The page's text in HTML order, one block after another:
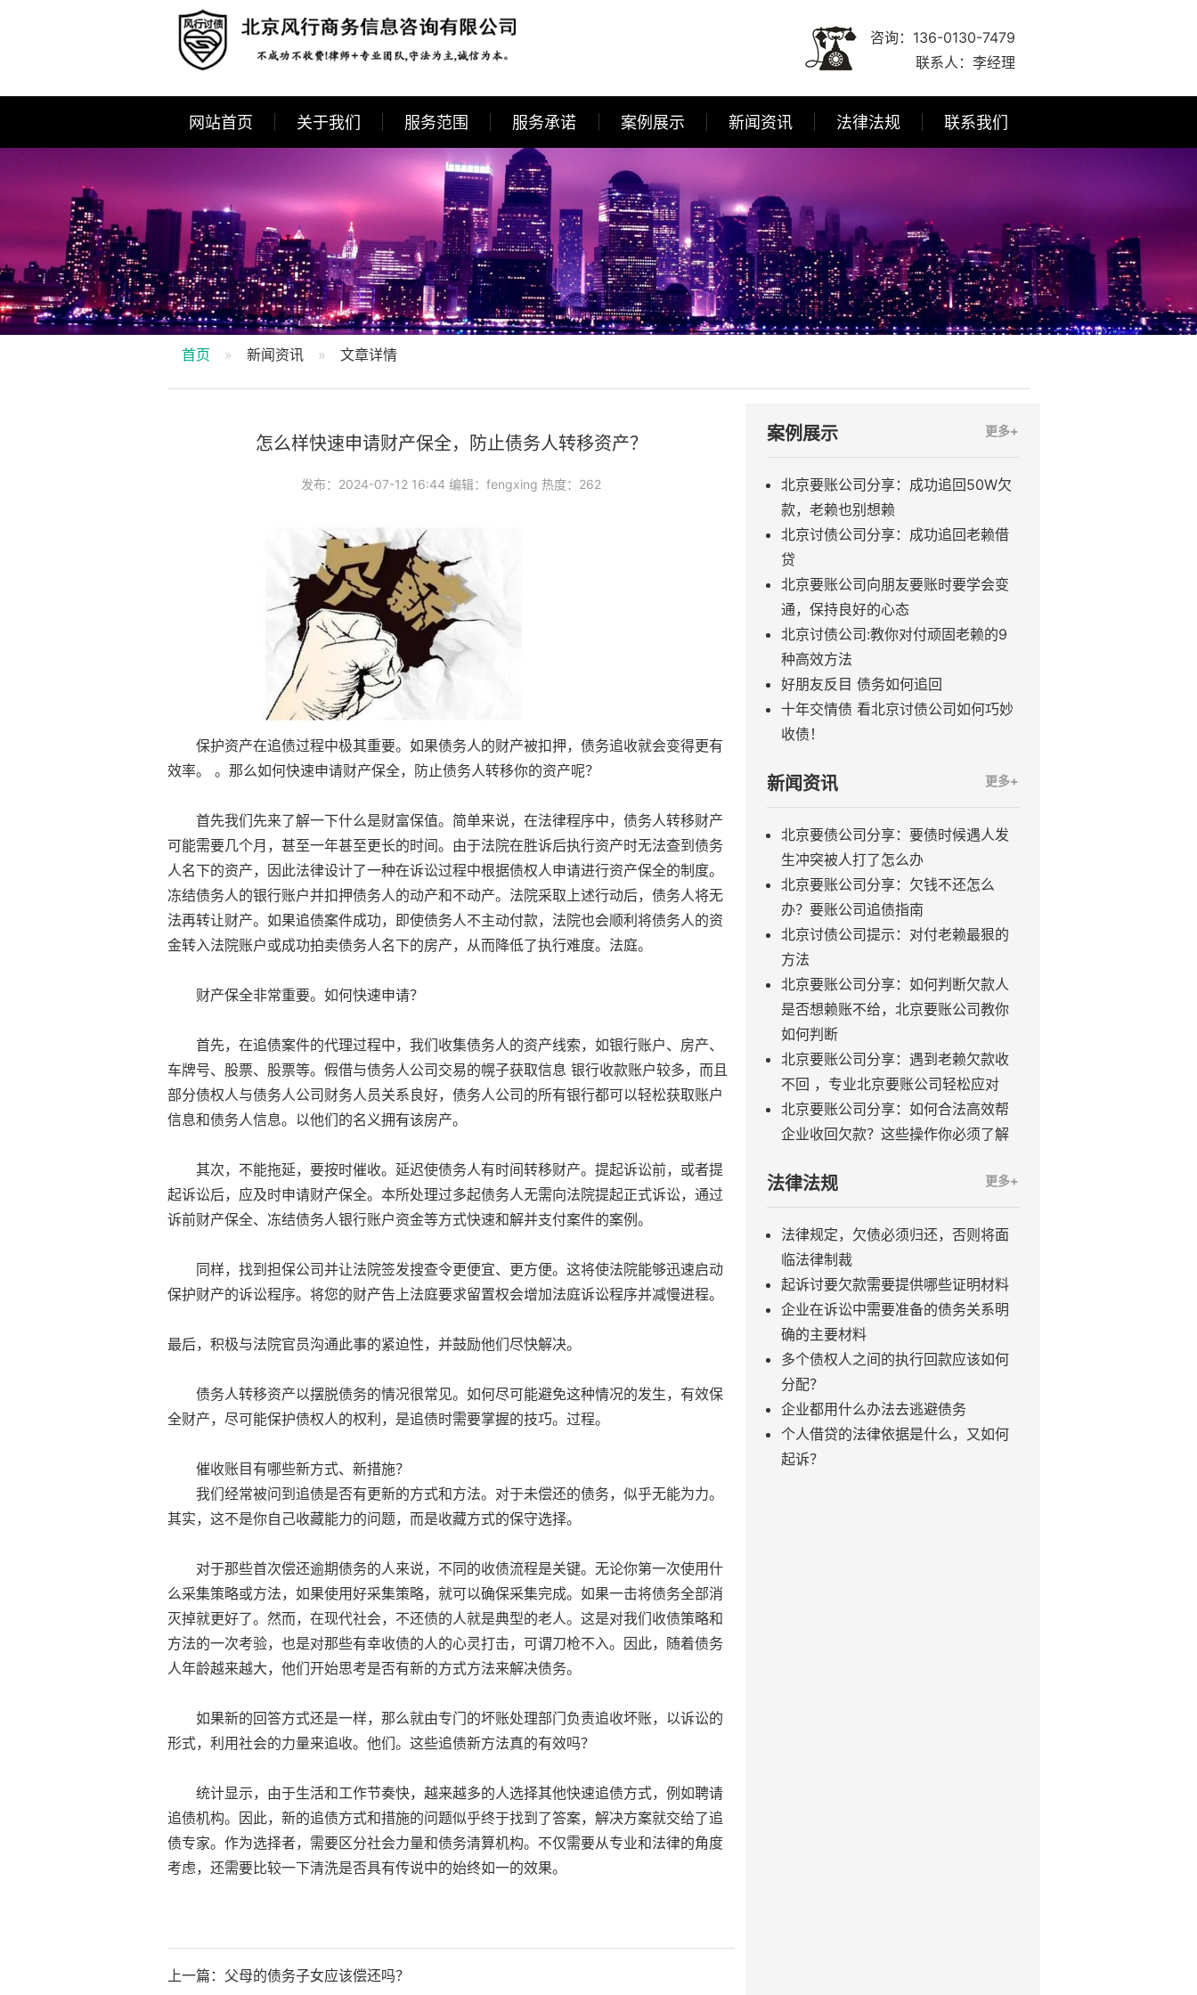
咨询：136-0130-7479
联系人：李经理
网站首页 关于我们 服务范围 服务承诺 案例展示 新闻资讯 法律法规 联系我们
首页 新闻资讯 文章详情
怎么样快速申请财产保全，防止债务人转移资产？
发布：2024-07-12 16:44 编辑：fengxing 热度：262
保护资产在追债过程中极其重要。如果债务人的财产被扣押，债务追收就会变得更有
效率。 。那么如何快速申请财产保全，防止债务人转移你的资产呢？
首先我们先来了解一下什么是财富保值。简单来说，在法律程序中，债务人转移财产
可能需要几个月，甚至一年甚至更长的时间。由于法院在胜诉后执行资产时无法查到债务
人名下的资产，因此法律设计了一种在诉讼过程中根据债权人申请进行资产保全的制度。
冻结债务人的银行账户并扣押债务人的动产和不动产。法院采取上述行动后，债务人将无
法再转让财产。如果追债案件成功，即使债务人不主动付款，法院也会顺利将债务人的资
金转入法院账户或成功拍卖债务人名下的房产，从而降低了执行难度。法庭。
财产保全非常重要。如何快速申请？
首先，在追债案件的代理过程中，我们收集债务人的资产线索，如银行账户、房产、
车牌号、股票、股票等。假借与债务人公司交易的幌子获取信息 银行收款账户较多，而且
部分债权人与债务人公司财务人员关系良好，债务人公司的所有银行都可以轻松获取账户
信息和债务人信息。以他们的名义拥有该房产。
其次，不能拖延，要按时催收。延迟使债务人有时间转移财产。提起诉讼前，或者提
起诉讼后，应及时申请财产保全。本所处理过多起债务人无需向法院提起正式诉讼，通过
诉前财产保全、冻结债务人银行账户资金等方式快速和解并支付案件的案例。
同样，找到担保公司并让法院签发搜查令更便宜、更方便。这将使法院能够迅速启动
保护财产的诉讼程序。将您的财产告上法庭要求留置权会增加法庭诉讼程序并减慢进程。
最后，积极与法院官员沟通此事的紧迫性，并鼓励他们尽快解决。
债务人转移资产以摆脱债务的情况很常见。如何尽可能避免这种情况的发生，有效保
全财产，尽可能保护债权人的权利，是追债时需要掌握的技巧。过程。
催收账目有哪些新方式、新措施？
我们经常被问到追债是否有更新的方式和方法。对于未偿还的债务，似乎无能为力。
其实，这不是你自己收藏能力的问题，而是收藏方式的保守选择。
对于那些首次偿还逾期债务的人来说，不同的收债流程是关键。无论你第一次使用什
么采集策略或方法，如果使用好采集策略，就可以确保采集完成。如果一击将债务全部消
灭掉就更好了。然而，在现代社会，不还债的人就是典型的老人。这是对我们收债策略和
方法的一次考验，也是对那些有幸收债的人的心灵打击，可谓刀枪不入。因此，随着债务
人年龄越来越大，他们开始思考是否有新的方式方法来解决债务。
如果新的回答方式还是一样，那么就由专门的坏账处理部门负责追收坏账，以诉讼的
形式，利用社会的力量来追收。他们。这些追债新方法真的有效吗？
统计显示，由于生活和工作节奏快，越来越多的人选择其他快速追债方式，例如聘请
追债机构。因此，新的追债方式和措施的问题似乎终于找到了答案，解决方案就交给了追
债专家。作为选择者，需要区分社会力量和债务清算机构。不仅需要从专业和法律的角度
考虑，还需要比较一下清洗是否具有传说中的始终如一的效果。
上一篇： 父母的债务子女应该偿还吗？
案例展示 更多+
北京要账公司分享：成功追回50W欠
款，老赖也别想赖
北京讨债公司分享：成功追回老赖借
贷
北京要账公司向朋友要账时要学会变
通，保持良好的心态
北京讨债公司:教你对付顽固老赖的9
种高效方法
​好朋友反目 债务如何追回
​十年交情债 看北京讨债公司如何巧妙
收债！
新闻资讯 更多+
北京要债公司分享：要债时候遇人发
生冲突被人打了怎么办
北京要账公司分享：欠钱不还怎么
办？要账公司追债指南
北京讨债公司提示：对付老赖最狠的
方法
北京要账公司分享：如何判断欠款人
是否想赖账不给，北京要账公司教你
如何判断
北京要账公司分享：遇到老赖欠款收
不回 ，专业北京要账公司轻松应对
北京要账公司分享：如何合法高效帮
企业收回欠款？这些操作你必须了解
法律法规 更多+
法律规定，欠债必须归还，否则将面
临法律制裁
起诉讨要欠款需要提供哪些证明材料
企业在诉讼中需要准备的债务关系明
确的主要材料
多个债权人之间的执行回款应该如何
分配？
企业都用什么办法去逃避债务
个人借贷的法律依据是什么，又如何
起诉？